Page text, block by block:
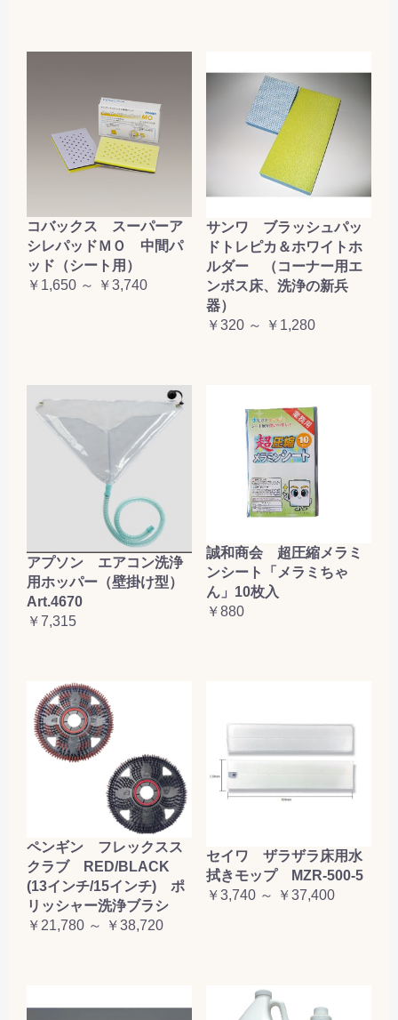
コバックス スーパーア
シレパッドＭＯ 中間パ
ッド（シート用）
￥1,650 ～ ￥3,740
サンワ ブラッシュパッ
ドトレピカ＆ホワイトホ
ルダー （コーナー用エ
ンボス床、洗浄の新兵
器）
￥320 ～ ￥1,280
アプソン エアコン洗浄
用ホッパー（壁掛け型）
Art.4670
￥7,315
誠和商会 超圧縮メラミ
ンシート「メラミちゃ
ん」10枚入
￥880
ペンギン フレックスス
クラブ RED/BLACK
(13インチ/15インチ) ポ
リッシャー洗浄ブラシ
￥21,780 ～ ￥38,720
セイワ ザラザラ床用水
拭きモップ MZR-500-5
￥3,740 ～ ￥37,400